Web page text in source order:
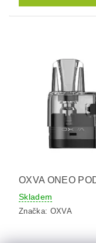
OXVA ONEO
Skladem
Značka: OXVA